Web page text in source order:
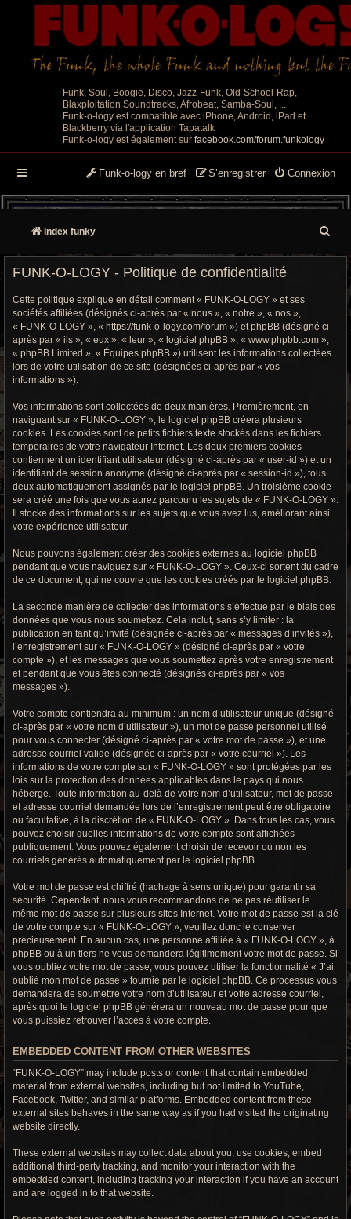
Funk, Soul, Boogie, Disco, Jazz-Funk, Old-School-Rap,
Blaxploitation Soundtracks, Afrobeat, Samba-Soul, ...
Funk-o-logy est compatible avec iPhone, Android, iPad et
Blackberry via l'application Tapatalk
Funk-o-logy est également sur facebook.com/forum.funkology
Connexion
S’enregistrer
Funk-o-logy en bref
Index funky
e
e
FUNK-O-LOGY - Politique de confidentialité
Cette politique explique en détail comment « FUNK-O-LOGY » et ses
sociétés affiliées (désignés ci-après par « nous », « notre », « nos »,
« FUNK-O-LOGY », « https://funk-o-logy.com/forum ») et phpBB (désigné ci-
après par « ils », « eux », « leur », « logiciel phpBB », « www.phpbb.com »,
« phpBB Limited », « Équipes phpBB ») utilisent les informations collectées
lors de votre utilisation de ce site (désignées ci-après par « vos
informations »).
Vos informations sont collectées de deux manières. Premièrement, en
naviguant sur « FUNK-O-LOGY », le logiciel phpBB créera plusieurs
cookies. Les cookies sont de petits fichiers texte stockés dans les fichiers
temporaires de votre navigateur Internet. Les deux premiers cookies
contiennent un identifiant utilisateur (désigné ci-après par « user-id ») et un
identifiant de session anonyme (désigné ci-après par « session-id »), tous
deux automatiquement assignés par le logiciel phpBB. Un troisième cookie
sera créé une fois que vous aurez parcouru les sujets de « FUNK-O-LOGY ».
Il stocke des informations sur les sujets que vous avez lus, améliorant ainsi
votre expérience utilisateur.
Nous pouvons également créer des cookies externes au logiciel phpBB
pendant que vous naviguez sur « FUNK-O-LOGY ». Ceux-ci sortent du cadre
de ce document, qui ne couvre que les cookies créés par le logiciel phpBB.
La seconde manière de collecter des informations s’effectue par le biais des
données que vous nous soumettez. Cela inclut, sans s’y limiter : la
publication en tant qu’invité (désignée ci-après par « messages d’invités »),
l’enregistrement sur « FUNK-O-LOGY » (désigné ci-après par « votre
compte »), et les messages que vous soumettez après votre enregistrement
et pendant que vous êtes connecté (désignés ci-après par « vos
messages »).
Votre compte contiendra au minimum : un nom d’utilisateur unique (désigné
ci-après par « votre nom d’utilisateur »), un mot de passe personnel utilisé
pour vous connecter (désigné ci-après par « votre mot de passe »), et une
adresse courriel valide (désignée ci-après par « votre courriel »). Les
informations de votre compte sur « FUNK-O-LOGY » sont protégées par les
lois sur la protection des données applicables dans le pays qui nous
héberge. Toute information au-delà de votre nom d’utilisateur, mot de passe
et adresse courriel demandée lors de l’enregistrement peut être obligatoire
ou facultative, à la discrétion de « FUNK-O-LOGY ». Dans tous les cas, vous
pouvez choisir quelles informations de votre compte sont affichées
publiquement. Vous pouvez également choisir de recevoir ou non les
courriels générés automatiquement par le logiciel phpBB.
Votre mot de passe est chiffré (hachage à sens unique) pour garantir sa
sécurité. Cependant, nous vous recommandons de ne pas réutiliser le
même mot de passe sur plusieurs sites Internet. Votre mot de passe est la clé
de votre compte sur « FUNK-O-LOGY », veuillez donc le conserver
précieusement. En aucun cas, une personne affiliée à « FUNK-O-LOGY », à
phpBB ou à un tiers ne vous demandera légitimement votre mot de passe. Si
vous oubliez votre mot de passe, vous pouvez utiliser la fonctionnalité « J’ai
oublié mon mot de passe » fournie par le logiciel phpBB. Ce processus vous
demandera de soumettre votre nom d’utilisateur et votre adresse courriel,
après quoi le logiciel phpBB générera un nouveau mot de passe pour que
vous puissiez retrouver l’accès à votre compte.
EMBEDDED CONTENT FROM OTHER WEBSITES
“FUNK-O-LOGY” may include posts or content that contain embedded
material from external websites, including but not limited to YouTube,
Facebook, Twitter, and similar platforms. Embedded content from these
external sites behaves in the same way as if you had visited the originating
website directly.
These external websites may collect data about you, use cookies, embed
additional third-party tracking, and monitor your interaction with the
embedded content, including tracking your interaction if you have an account
and are logged in to that website.